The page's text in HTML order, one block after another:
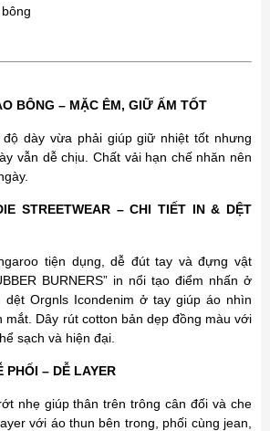
BÔNG – MẶC ÊM, GIỮ ẤM TỐT
dày vừa phải giúp giữ nhiệt tốt nhưng
vẫn dễ chịu. Chất vải hạn chế nhăn nên
STREETWEAR – CHI TIẾT IN & DỆT
tiện dụng, dễ đút tay và đựng vật
BURNERS” in nổi tạo điểm nhấn ở
dệt Orgnls Icondenim ở tay giúp áo nhìn
mắt. Dây rút cotton bản dẹp đồng màu với
sạch và hiện đại.
PHỐI – DỄ LAYER
nhẹ giúp thân trên trông cân đối và che
với áo thun bên trong, phối cùng jean,